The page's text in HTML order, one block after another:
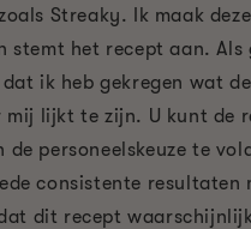
Streaky. Ik maak deze
stemt het recept aan. Als
ik heb gekregen wat de
lijkt te zijn. U kunt de
de personeelskeuze te
consistente resultaten
dit recept waarschijnlijk